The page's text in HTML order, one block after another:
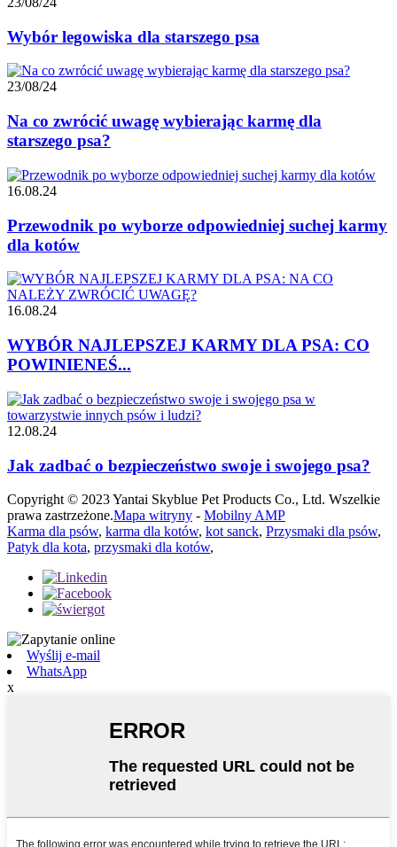
Wybór legowiska dla starszego psa
23/08/24
Na co zwrócić uwagę wybierając karmę dla
starszego psa?
16.08.24
Przewodnik po wyborze odpowiedniej suchej karmy
dla kotów
16.08.24
WYBÓR NAJLEPSZEJ KARMY DLA PSA: CO
POWINIENEŚ...
12.08.24
Jak zadbać o bezpieczeństwo swoje i swojego psa?
Copyright © 2023 Yantai Skyblue Pet Products Co., Ltd. Wszelkie
prawa zastrzeżone.Mapa witryny - Mobilny AMP
Karma dla psów, karma dla kotów, kot sanck, Przysmaki dla psów,
Patyk dla kota, przysmaki dla kotów,
Wyślij e-mail
WhatsApp
x